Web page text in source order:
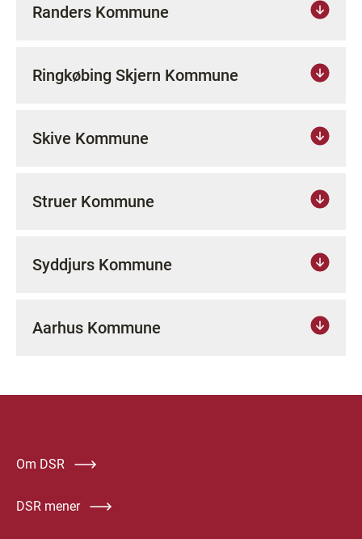
Randers Kommune
Ringkøbing Skjern Kommune
Skive Kommune
Struer Kommune
Syddjurs Kommune
Aarhus Kommune
Om DSR
DSR mener